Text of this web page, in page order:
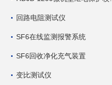
回路电阻测试仪
SF6在线监测报警系统
SF6回收净化充气装置
变比测试仪